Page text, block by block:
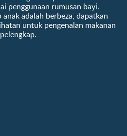
penggunaan rumusan bayi.
adalah berbeza, dapatkan
untuk pengenalan makanan
pelengkap.